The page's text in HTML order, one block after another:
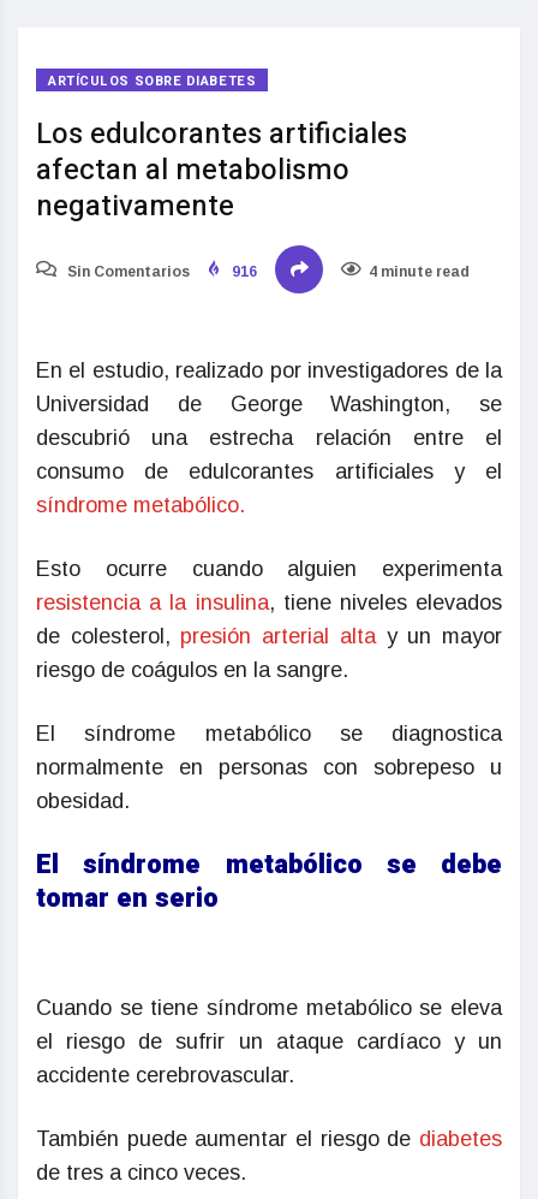
ARTÍCULOS SOBRE DIABETES
Los edulcorantes artificiales
afectan al metabolismo
negativamente
Sin Comentarios 916 4 minute read
En el estudio, realizado por investigadores de la
Universidad de George Washington, se
descubrió una estrecha relación entre el
consumo de edulcorantes artificiales y el
síndrome metabólico.
Esto ocurre cuando alguien experimenta
resistencia a la insulina, tiene niveles elevados
de colesterol, presión arterial altay un mayor
riesgo de coágulos en la sangre.
El síndrome metabólico se diagnostica
normalmente en personas con sobrepeso u
obesidad.
El síndrome metabólico se debe
tomar en serio
Cuando se tiene síndrome metabólico se eleva
el riesgo de sufrir un ataque cardíaco y un
accidente cerebrovascular.
También puede aumentar el riesgo de diabetes
de tres a cinco veces.